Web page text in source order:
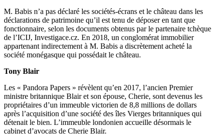
M. Babis n’a pas déclaré les sociétés-écrans et le château dans les
déclarations de patrimoine qu’il est tenu de déposer en tant que
fonctionnaire, selon les documents obtenus par le partenaire tchèque
de l’ICIJ, Investigace.cz. En 2018, un conglomérat immobilier
appartenant indirectement à M. Babis a discrètement acheté la
société monégasque qui possédait le château.
Tony Blair
Les « Pandora Papers » révèlent qu’en 2017, l’ancien Premier
ministre britannique Blair et son épouse, Cherie, sont devenus les
propriétaires d’un immeuble victorien de 8,8 millions de dollars
après l’acquisition d’une société des îles Vierges britanniques qui
détenait le bien. L’immeuble londonien accueille désormais le
cabinet d’avocats de Cherie Blair.